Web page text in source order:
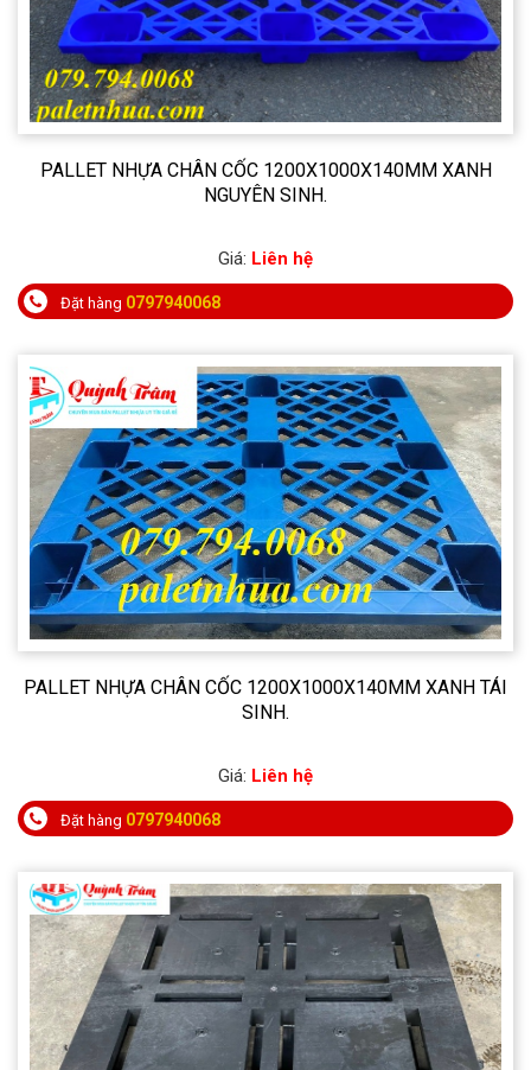
PALLET NHỰA CHÂN CỐC 1200X1000X140MM XANH
NGUYÊN SINH.
Giá: Liên hệ
Đặt hàng 0797940068
PALLET NHỰA CHÂN CỐC 1200X1000X140MM XANH TÁI
SINH.
Giá: Liên hệ
Đặt hàng 0797940068